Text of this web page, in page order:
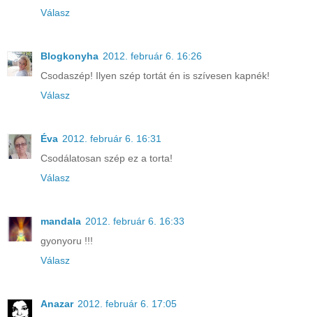
Válasz
Blogkonyha 2012. február 6. 16:26
Csodaszép! Ilyen szép tortát én is szívesen kapnék!
Válasz
Éva 2012. február 6. 16:31
Csodálatosan szép ez a torta!
Válasz
mandala 2012. február 6. 16:33
gyonyoru !!!
Válasz
Anazar 2012. február 6. 17:05